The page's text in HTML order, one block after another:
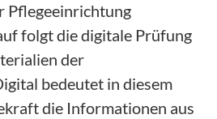
Pflegeeinrichtung
folgt die digitale Prüfung
der
bedeutet in diesem
die Informationen aus